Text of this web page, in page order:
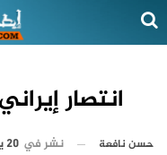
انتصار
حسن نافعة نشر في 20 يونيو 2026 الساعة 7 و 33 دقيقة